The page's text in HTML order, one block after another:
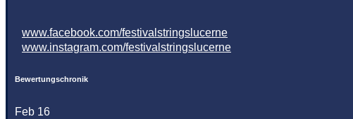
www.facebook.com/festivalstringslucerne
www.instagram.com/festivalstringslucerne
Bewertungschronik
Feb 16